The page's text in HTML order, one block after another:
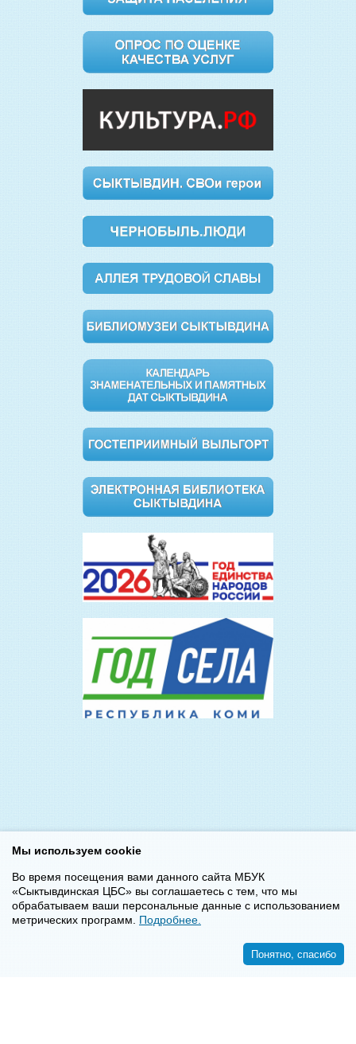
Мы используем cookie
Во время посещения вами данного сайта МБУК
«Сыктывдинская ЦБС» вы соглашаетесь с тем, что мы
обрабатываем ваши персональные данные с использованием
метрических программ. Подробнее.
Понятно, спасибо